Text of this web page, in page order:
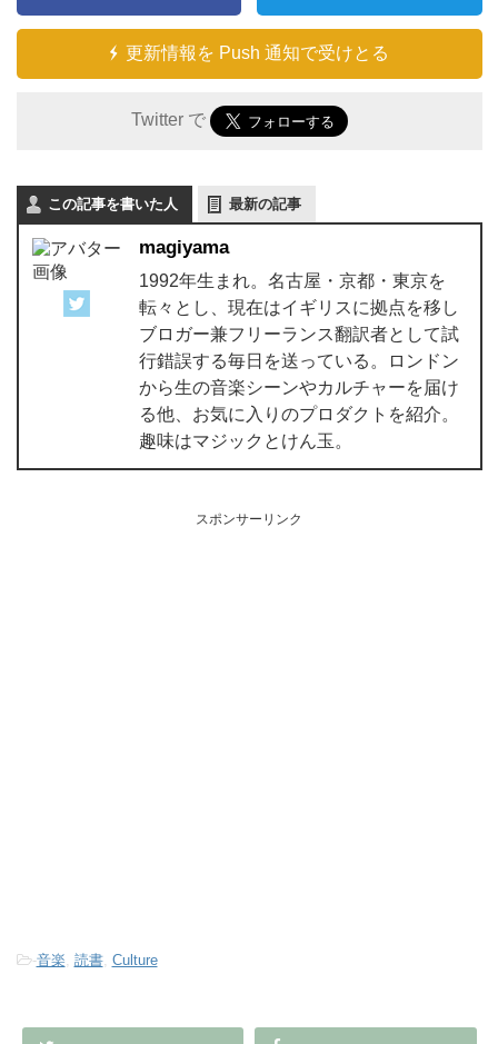
更新情報を Push 通知で受けとる
Twitter で
この記事を書いた人 最新の記事
magiyama
1992年生まれ。名古屋・京都・東京を
転々とし、現在はイギリスに拠点を移し
ブロガー兼フリーランス翻訳者として試
行錯誤する毎日を送っている。ロンドン
から生の音楽シーンやカルチャーを届け
る他、お気に入りのプロダクトを紹介。
趣味はマジックとけん玉。
スポンサーリンク
-音楽, 読書, Culture